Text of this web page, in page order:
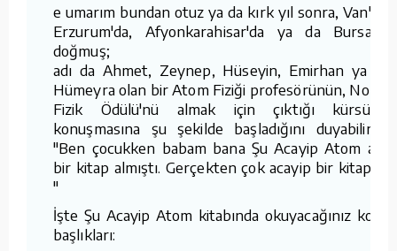
e umarım bundan otuz ya da kırk yıl sonra, Van'da,
Erzurum'da, Afyonkarahisar'da ya da Bursa'da
doğmuş;
adı da Ahmet, Zeynep, Hüseyin, Emirhan ya da
Hümeyra olan bir Atom Fiziği profesörünün, Nobel
Fizik Ödülü'nü almak için çıktığı kürsüde,
konuşmasına şu şekilde başladığını duyabilirim:
"Ben çocukken babam bana Şu Acayip Atom adlı
bir kitap almıştı. Gerçekten çok acayip bir kitaptı...
"
İşte Şu Acayip Atom kitabında okuyacağınız konu
başlıkları: